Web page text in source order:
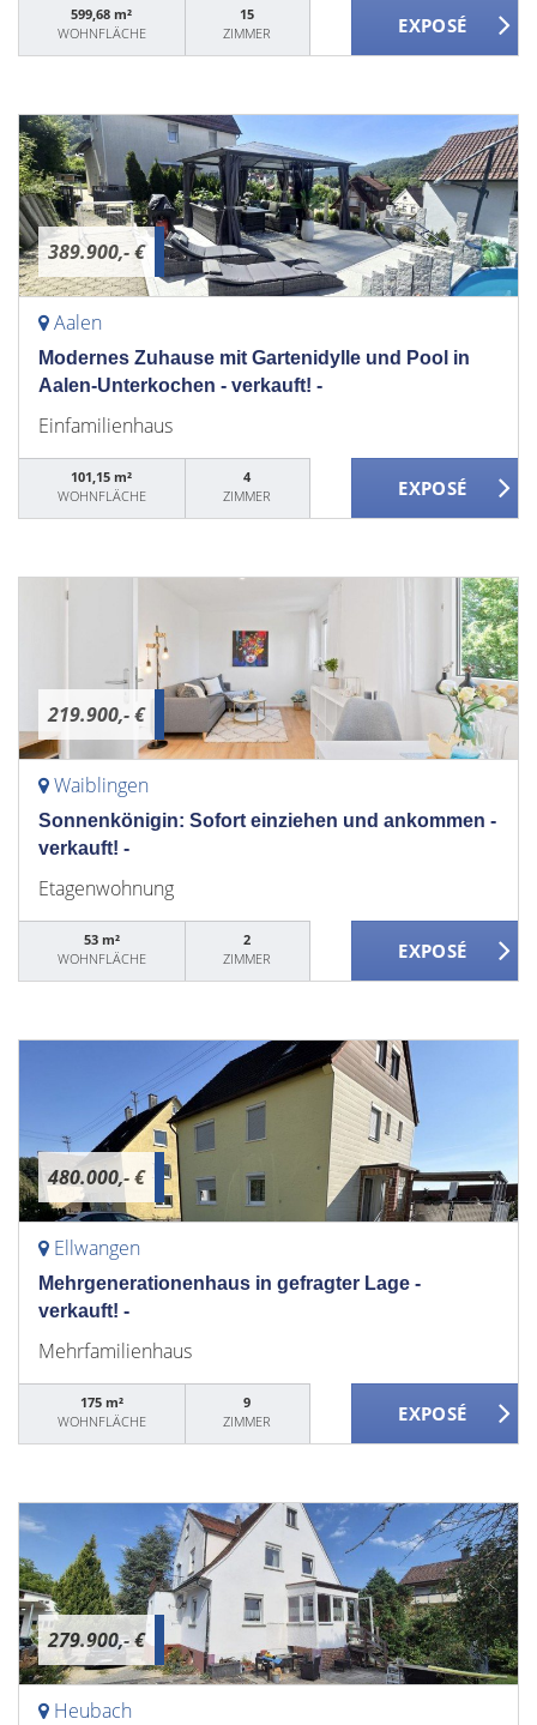
599,68 m²
WOHNFLÄCHE
15
ZIMMER
389.900,- €
Aalen
Modernes Zuhause mit Gartenidylle und Pool in
Aalen-Unterkochen - verkauft! -
Einfamilienhaus
101,15 m²
WOHNFLÄCHE
4
ZIMMER
219.900,- €
Waiblingen
Sonnenkönigin: Sofort einziehen und ankommen -
verkauft! -
Etagenwohnung
53 m²
WOHNFLÄCHE
2
ZIMMER
480.000,- €
Ellwangen
Mehrgenerationenhaus in gefragter Lage -
verkauft! -
Mehrfamilienhaus
175 m²
WOHNFLÄCHE
9
ZIMMER
279.900,- €
Heubach